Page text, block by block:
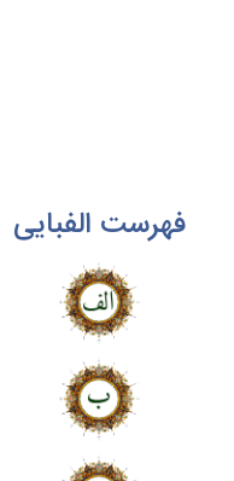
فهرست الفبایی